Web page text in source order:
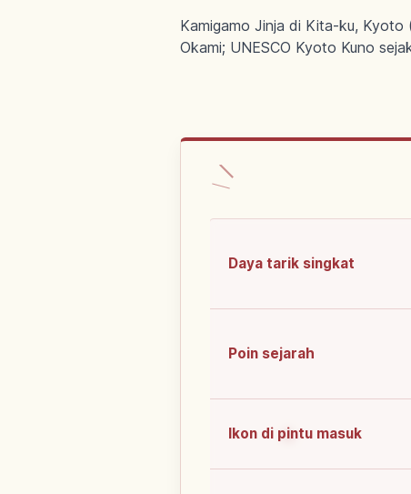
Kamigamo Jinja di Kita-ku, Kyoto
Okami; UNESCO Kyoto Kuno
Daya tarik singkat
Poin sejarah
Ikon di pintu masuk